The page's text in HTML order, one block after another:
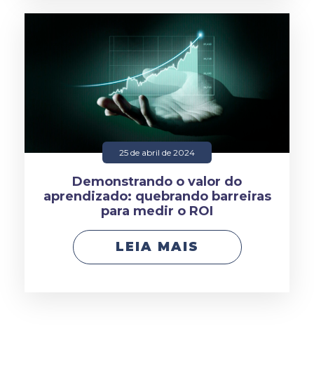
25 de abril de 2024
Demonstrando o valor do
aprendizado: quebrando barreiras
para medir o ROI
LEIA MAIS